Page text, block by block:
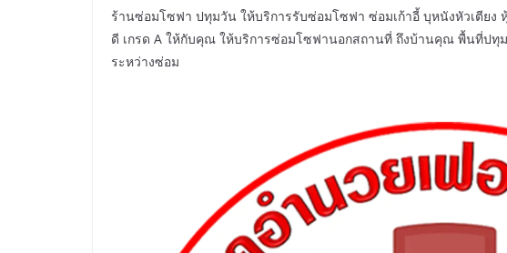
ร้านซ่อมโซฟา ปทุมวัน ให้บริการรับซ่อมโซฟา ซ่อมเก้าอี้ บุหนังหัวเตียง
ดี เกรด A ให้กับคุณ ให้บริการซ่อมโซฟานอกสถานที่ ถึงบ้านคุณ พื้นที่ปทุ
ระหว่างซ่อม